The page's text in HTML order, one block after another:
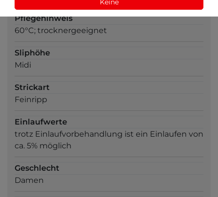
Pflegehinweis
60°C; trocknergeeignet
Sliphöhe
Midi
Strickart
Feinripp
Einlaufwerte
trotz Einlaufvorbehandlung ist ein Einlaufen von
ca. 5% möglich
Geschlecht
Damen
Keine